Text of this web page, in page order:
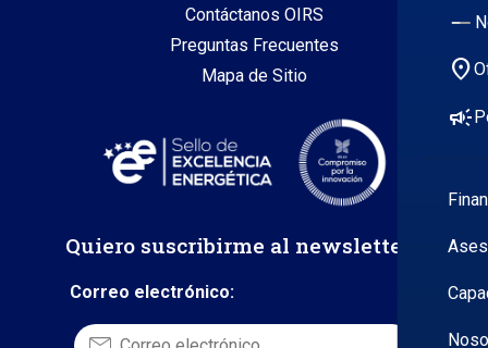
location_on
campaign
Contáctanos OIRS
Preguntas Frecuentes
Mapa de Sitio
Quiero suscribirme al newsletter
Correo electrónico: